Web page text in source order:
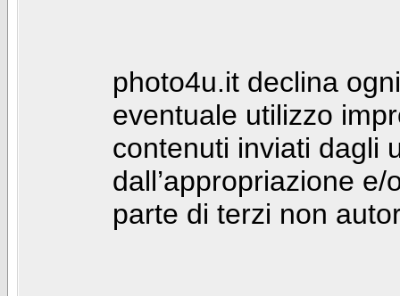
photo4u.it declina
eventuale utilizzo
contenuti inviati dagli
dall’appropriazione
parte di terzi non